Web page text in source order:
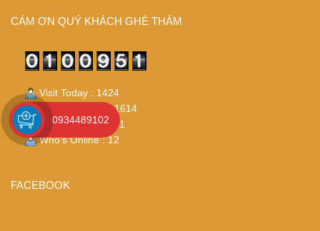
CÁM ƠN QUÝ KHÁCH GHÉ THĂM
Visit Today : 1424
Visit Yesterday : 1614
Total Visit : 100951
Who's Online : 12
FACEBOOK
0934489102